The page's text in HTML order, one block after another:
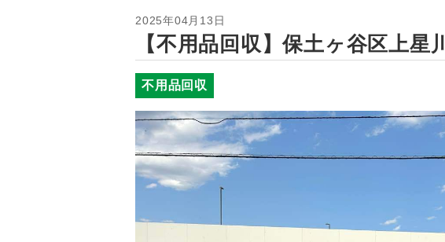
2025年04月13日
【不用品回収】保土ヶ谷区上星川
不用品回収